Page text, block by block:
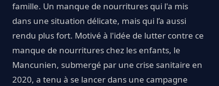
famille. Un manque de nourritures qui l'a mis
dans une situation délicate, mais qui l’a aussi
rendu plus fort. Motivé à l'idée de lutter contre ce
manque de nourritures chez les enfants, le
Mancunien, submergé par une crise sanitaire en
2020, a tenu à se lancer dans une campagne